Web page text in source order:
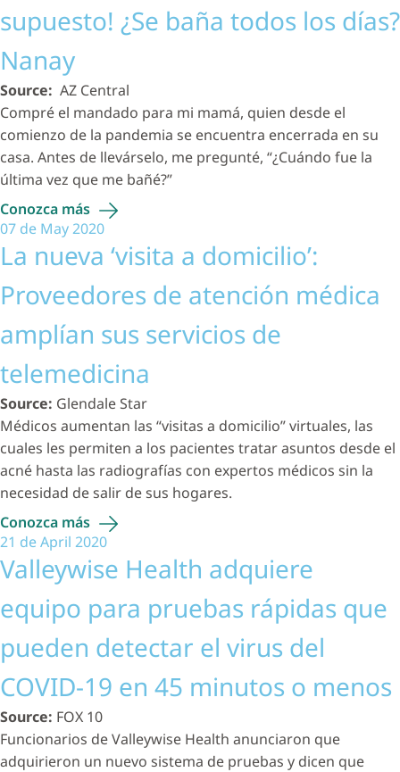
supuesto! ¿Se baña todos los días?
Nanay
Source: AZ Central
Compré el mandado para mi mamá, quien desde el
comienzo de la pandemia se encuentra encerrada en su
casa. Antes de llevárselo, me pregunté, “¿Cuándo fue la
última vez que me bañé?”
Conozca más
07 de May 2020
La nueva ‘visita a domicilio’:
Proveedores de atención médica
amplían sus servicios de
telemedicina
Source: Glendale Star
Médicos aumentan las “visitas a domicilio” virtuales, las
cuales les permiten a los pacientes tratar asuntos desde el
acné hasta las radiografías con expertos médicos sin la
necesidad de salir de sus hogares.
Conozca más
21 de April 2020
Valleywise Health adquiere
equipo para pruebas rápidas que
pueden detectar el virus del
COVID-19 en 45 minutos o menos
Source: FOX 10
Funcionarios de Valleywise Health anunciaron que
adquirieron un nuevo sistema de pruebas y dicen que